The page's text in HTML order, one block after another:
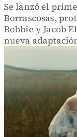
Se lanzó el
Borrascosas,
Robbie y Jacob
nueva
clásico literario.